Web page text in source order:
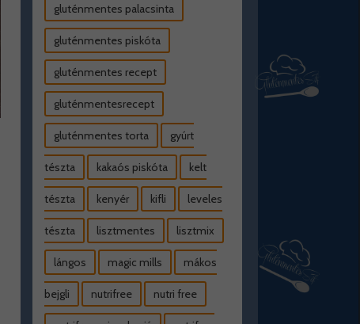
gluténmentes palacsinta
gluténmentes piskóta
gluténmentes recept
gluténmentesrecept
gluténmentes torta gyúrt
tészta kakaós piskóta kelt
tészta kenyér kifli leveles
tészta lisztmentes lisztmix
lángos magic mills mákos
bejgli nutrifree nutri free